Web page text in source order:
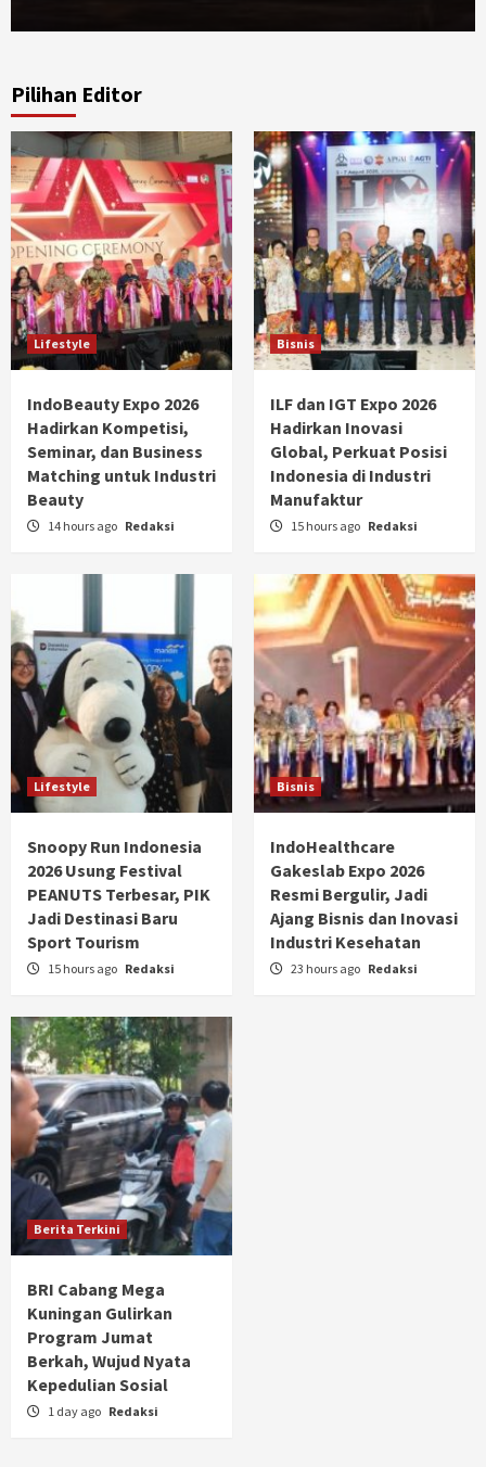
Pilihan Editor
Lifestyle
IndoBeauty Expo 2026
Hadirkan Kompetisi,
Seminar, dan Business
Matching untuk Industri
Beauty
14 hours ago Redaksi
Bisnis
ILF dan IGT Expo 2026
Hadirkan Inovasi
Global, Perkuat Posisi
Indonesia di Industri
Manufaktur
15 hours ago Redaksi
Lifestyle
Snoopy Run Indonesia
2026 Usung Festival
PEANUTS Terbesar, PIK
Jadi Destinasi Baru
Sport Tourism
15 hours ago Redaksi
Bisnis
IndoHealthcare
Gakeslab Expo 2026
Resmi Bergulir, Jadi
Ajang Bisnis dan Inovasi
Industri Kesehatan
23 hours ago Redaksi
Berita Terkini
BRI Cabang Mega
Kuningan Gulirkan
Program Jumat
Berkah, Wujud Nyata
Kepedulian Sosial
1 day ago Redaksi